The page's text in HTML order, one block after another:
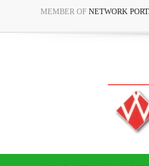
MEMBER OF NETWORK